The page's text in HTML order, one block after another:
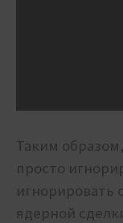
Таким
просто
игнорировать
ядерной